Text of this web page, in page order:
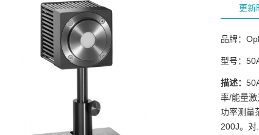
更新
品牌：
型号：
描述：
率/能量激
功率测量
200J。对...